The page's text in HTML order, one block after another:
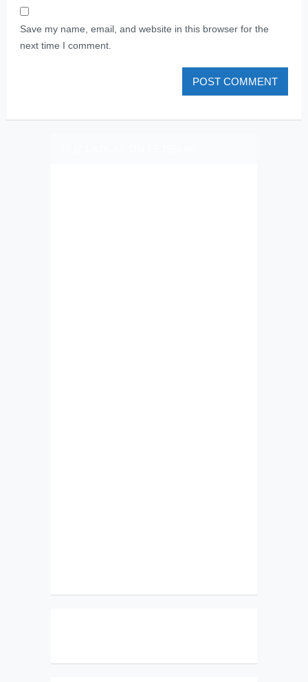
Save my name, email, and website in this browser for the
next time I comment.